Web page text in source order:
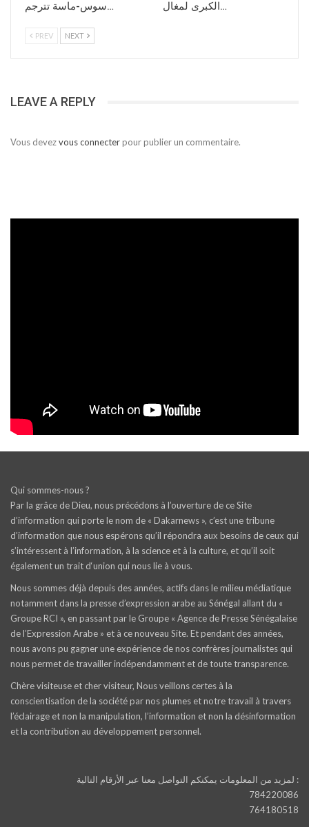
سوس-ماسة تترجم…
الكبرى لمغال…
PREV NEXT
LEAVE A REPLY
Vous devezvous connecterpour publier un commentaire.
Qui sommes-nous ?
Par la grâce de Dieu, nous précédons à l’ouverture de ce Site
d’information qui porte le nom de « Dakarnews », c’est une tribune
d’information que nous espérons qu’il répondra aux besoins de ceux qui
s’intéressent à l’information, à la science et à la culture, et qu’il soit
également un trait d‘union qui nous lie à vous.
Nous sommes déjà depuis des années, actifs dans le milieu médiatique
notamment dans la presse d’expression arabe au Sénégal allant du «
Groupe RCI », en passant par le Groupe « Agence de Presse Sénégalaise
de l’Expression Arabe » et à ce nouveau Site. Et pendant des années,
nous avons pu gagner une expérience de nos confrères journalistes qui
nous permet de travailler indépendamment et de toute transparence.
Chère visiteuse et cher visiteur, Nous veillons certes à la
conscientisation de la société par nos plumes et notre travail à travers
l’éclairage et non la manipulation, l’information et non la désinformation
et la contribution au développement personnel.
لمزيد من المعلومات يمكنكم التواصل معنا عبر الأرقام التالية :
784220086
764180518